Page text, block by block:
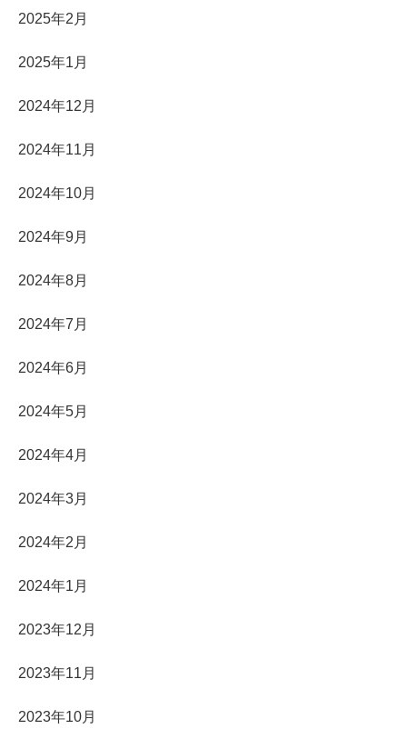
2025年2月
2025年1月
2024年12月
2024年11月
2024年10月
2024年9月
2024年8月
2024年7月
2024年6月
2024年5月
2024年4月
2024年3月
2024年2月
2024年1月
2023年12月
2023年11月
2023年10月